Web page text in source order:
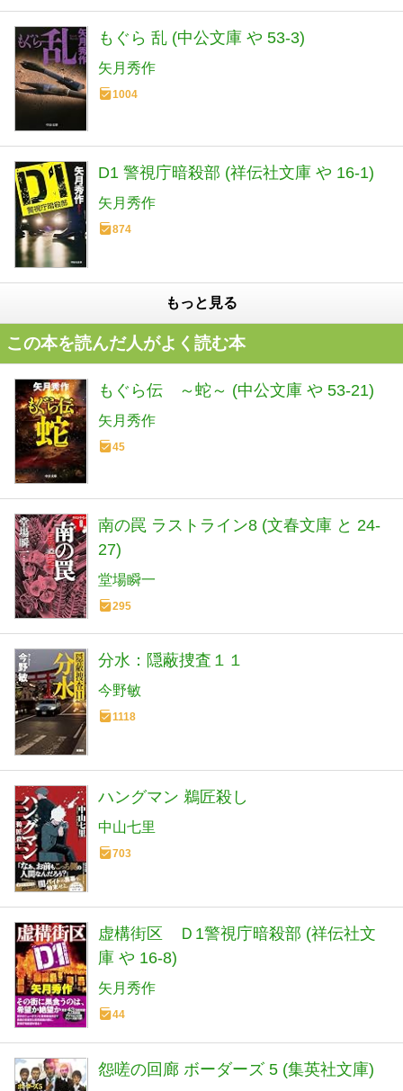
もぐら 乱 (中公文庫 や 53-3)
矢月秀作
1004
D1 警視庁暗殺部 (祥伝社文庫 や 16-1)
矢月秀作
874
もっと見る
この本を読んだ人がよく読む本
もぐら伝 ～蛇～ (中公文庫 や 53-21)
矢月秀作
45
南の罠 ラストライン8 (文春文庫 と 24-
27)
堂場瞬一
295
分水：隠蔽捜査１１
今野敏
1118
ハングマン 鵜匠殺し
中山七里
703
虚構街区 Ｄ1警視庁暗殺部 (祥伝社文
庫 や 16-8)
矢月秀作
44
怨嗟の回廊 ボーダーズ 5 (集英社文庫)